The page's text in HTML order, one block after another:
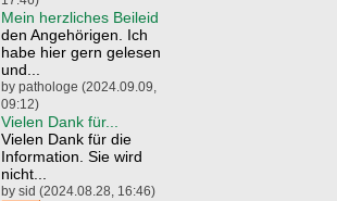
Mein herzliches Beileid
den Angehörigen. Ich
habe hier gern gelesen
und...
by pathologe (2024.09.09,
09:12)
Vielen Dank für...
Vielen Dank für die
Information. Sie wird
nicht...
by sid (2024.08.28, 16:46)